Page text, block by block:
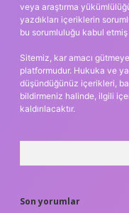
veya araştırma
yazdıkları içeriklerin
bu sorumluluğu kabul etmiş
Sitemiz, kar amacı
platformudur. Hukuka ve
düşündüğünüz içerikleri,
bildirmeniz halinde, ilgili
kaldırılacaktır.
Son yorumlar